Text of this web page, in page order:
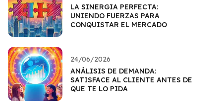
LA SINERGIA PERFECTA:
UNIENDO FUERZAS PARA
CONQUISTAR EL MERCADO
24/06/2026
ANÁLISIS DE DEMANDA:
SATISFACE AL CLIENTE ANTES DE
QUE TE LO PIDA